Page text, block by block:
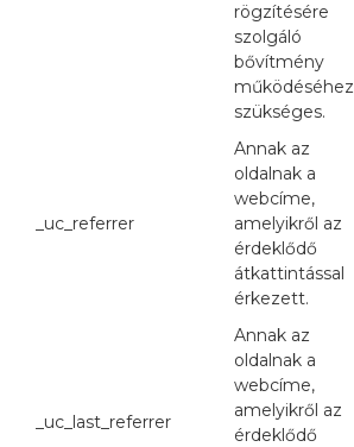
rögzítésére
szolgáló
bővítmény
működéséhez
szükséges.
_uc_referrer
Annak az
oldalnak a
webcíme,
amelyikről az
érdeklődő
átkattintással
érkezett.
_uc_last_referrer
Annak az
oldalnak a
webcíme,
amelyikről az
érdeklődő